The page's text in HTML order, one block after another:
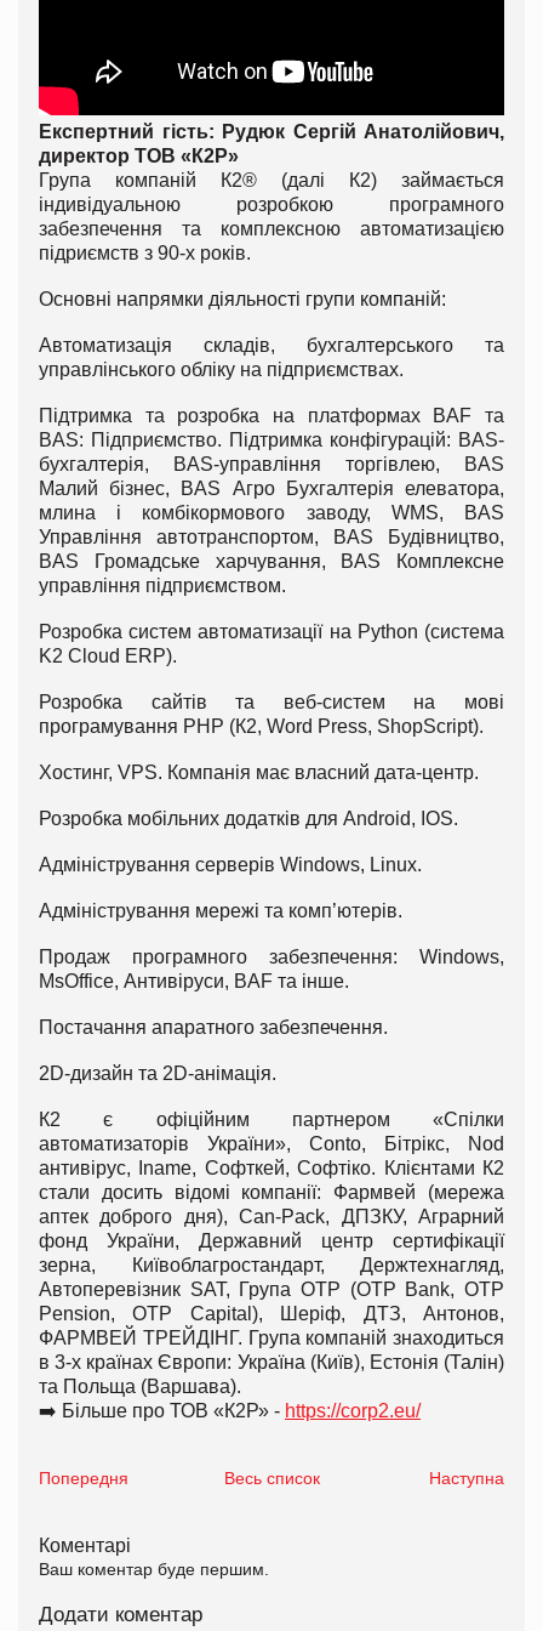
Експертний гість: Рудюк Сергій Анатолійович,
директор ТОВ «К2Р»
Група компаній К2® (далі К2) займається
індивідуальною розробкою програмного
забезпечення та комплексною автоматизацією
підриємств з 90-х років.
Основні напрямки діяльності групи компаній:
Автоматизація складів, бухгалтерського та
управлінського обліку на підприємствах.
Підтримка та розробка на платформах BAF та
BAS: Підприємство. Підтримка конфігурацій: BAS-
бухгалтерія, BAS-управління торгівлею, BAS
Малий бізнес, BAS Агро Бухгалтерія елеватора,
млина і комбікормового заводу, WMS, BAS
Управління автотранспортом, BAS Будівництво,
BAS Громадське харчування, BAS Комплексне
управління підприємством.
Розробка систем автоматизації на Python (система
K2 Cloud ERP).
Розробка сайтів та веб-систем на мові
програмування PHP (К2, Word Press, ShopScript).
Хостинг, VPS. Компанія має власний дата-центр.
Розробка мобільних додатків для Android, IOS.
Адміністрування серверів Windows, Linux.
Адміністрування мережі та комп’ютерів.
Продаж програмного забезпечення: Windows,
MsOffice, Антивіруси, BAF та інше.
Постачання апаратного забезпечення.
2D-дизайн та 2D-анімація.
К2 є офіційним партнером «Спілки
автоматизаторів України», Conto, Бітрікс, Nod
антивірус, Iname, Софткей, Софтіко. Клієнтами К2
стали досить відомі компанії: Фармвей (мережа
аптек доброго дня), Can-Pack, ДПЗКУ, Аграрний
фонд України, Державний центр сертифікації
зерна, Київоблагростандарт, Держтехнагляд,
Автоперевізник SAT, Група OTP (OTP Bank, OTP
Pension, OTP Capital), Шеріф, ДТЗ, Антонов,
ФАРМВЕЙ ТРЕЙДІНГ. Група компаній знаходиться
в 3-х країнах Європи: Україна (Київ), Естонія (Талін)
та Польща (Варшава).
➡️ Більше про ТОВ «К2Р» - https://corp2.eu/
Попередня Весь список Наступна
Коментарі
Ваш коментар буде першим.
Додати коментар